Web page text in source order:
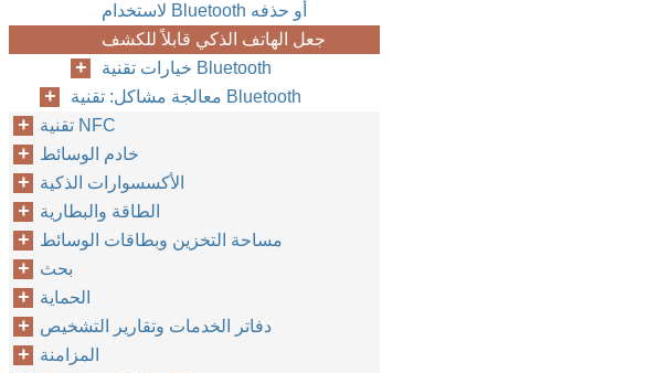
لاستخدام Bluetooth أو حذفه
جعل الهاتف الذكي قابلاً للكشف
خيارات تقنية Bluetooth
معالجة مشاكل: تقنية Bluetooth
تقنية NFC
خادم الوسائط
الأكسسوارات الذكية
الطاقة والبطارية
مساحة التخزين وبطاقات الوسائط
بحث
الحماية
دفاتر الخدمات وتقارير التشخيص
المزامنة